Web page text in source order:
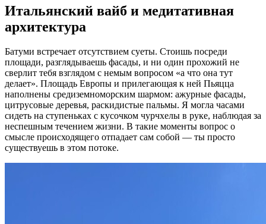
Итальянский вайб и медитативная
архитектура
Батуми встречает отсутствием суеты. Стоишь посреди
площади, разглядываешь фасады, и ни один прохожий не
сверлит тебя взглядом с немым вопросом «а что она тут
делает». Площадь Европы и прилегающая к ней Пьяцца
наполнены средиземноморским шармом: ажурные фасады,
цитрусовые деревья, раскидистые пальмы. Я могла часами
сидеть на ступеньках с кусочком чурчхелы в руке, наблюдая за
неспешным течением жизни. В такие моменты вопрос о
смысле происходящего отпадает сам собой — ты просто
существуешь в этом потоке.